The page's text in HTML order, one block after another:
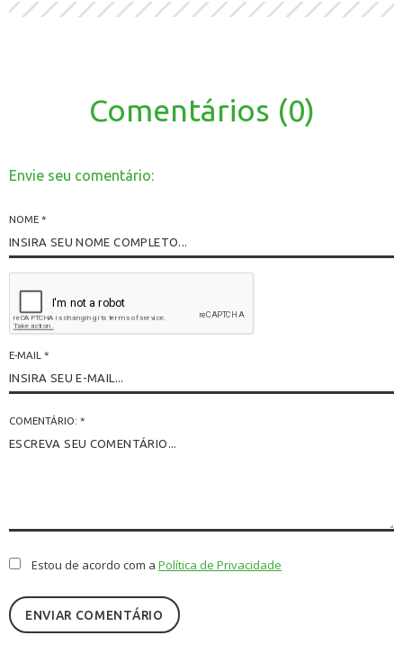
Comentários (0)
Envie seu comentário:
COMENTÁRIO: *
NOME *
E-MAIL *
Estou de acordo com aPolítica de Privacidade